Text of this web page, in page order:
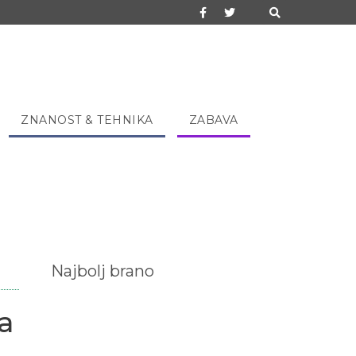
ZNANOST & TEHNIKA ZABAVA
Najbolj brano